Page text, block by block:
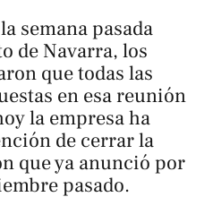
semana pasada
de Navarra, los
que todas las
en esa reunión
la empresa ha
de cerrar la
que ya anunció por
pasado.